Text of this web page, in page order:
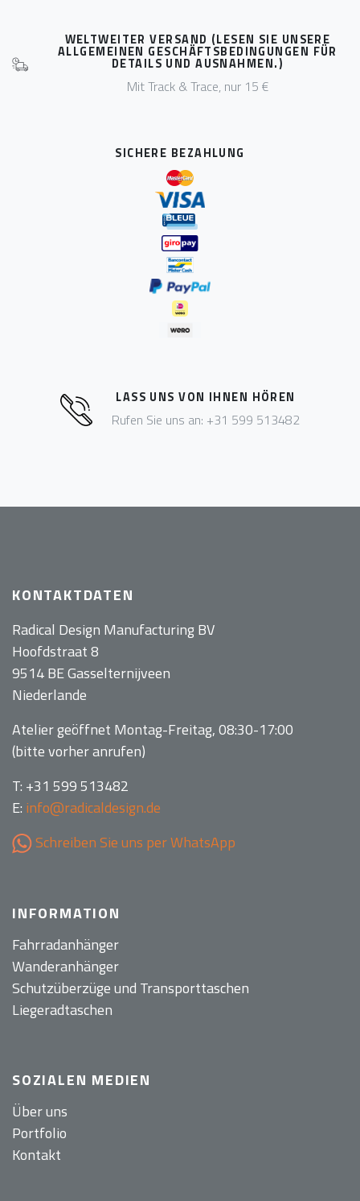
WELTWEITER VERSAND (LESEN SIE UNSERE
ALLGEMEINEN GESCHÄFTSBEDINGUNGEN FÜR
DETAILS UND AUSNAHMEN.)
Mit Track & Trace, nur 15 €
SICHERE BEZAHLUNG
LASS UNS VON IHNEN HÖREN
Rufen Sie uns an: +31 599 513482
KONTAKTDATEN
Radical Design Manufacturing BV
Hoofdstraat 8
9514 BE Gasselternijveen
Niederlande
Atelier geöffnet Montag-Freitag, 08:30-17:00
(bitte vorher anrufen)
T: +31 599 513482
E: info@radicaldesign.de
Schreiben Sie uns per WhatsApp
INFORMATION
Fahrradanhänger
Wanderanhänger
Schutzüberzüge und Transporttaschen
Liegeradtaschen
SOZIALEN MEDIEN
Über uns
Portfolio
Kontakt